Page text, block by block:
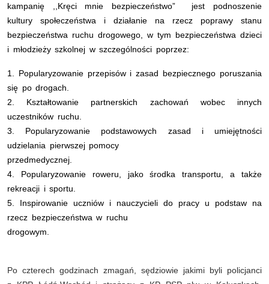
kampanię ,,Kręci mnie bezpieczeństwo”
jest podnoszenie
kultury społeczeństwa i działanie na rzecz poprawy stanu
bezpieczeństwa ruchu drogowego, w tym bezpieczeństwa dzieci
i młodzieży szkolnej w szczególności poprzez:
1. Popularyzowanie przepisów i zasad bezpiecznego poruszania
się po drogach.
2. Kształtowanie partnerskich zachowań wobec innych
uczestników ruchu.
3. Popularyzowanie podstawowych zasad i umiejętności
udzielania pierwszej pomocy
przedmedycznej.
4. Popularyzowanie roweru, jako środka transportu, a także
rekreacji i sportu.
5. Inspirowanie uczniów i nauczycieli do pracy u podstaw na
rzecz bezpieczeństwa w ruchu
drogowym.
Po czterech godzinach zmagań, sędziowie jakimi byli policjanci